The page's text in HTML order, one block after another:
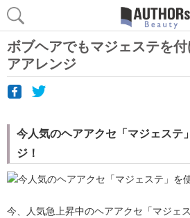
ボブヘアでもマジェステを
アアレンジ
今人気のヘアアクセ「マジェステ
ジ！
今、人気急上昇中のヘアアクセ「マジェ